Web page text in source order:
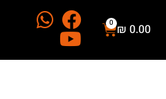
₪ 0.00
0